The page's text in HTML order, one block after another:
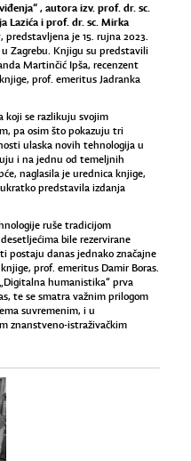
, autora izv. prof. dr. sc.
Lazića i prof. dr. sc. Mirka
, predstavljena je 15. rujna 2023.
Zagrebu. Knjigu su predstavili
Martinčić Ipša, recenzent
prof. emeritus Jadranka
koji se razlikuju svojim
pa osim što pokazuju tri
ulaska novih tehnologija u
i na jednu od temeljnih
naglasila je urednica knjige,
predstavila izdanja
ruše tradicijom
bile rezervirane
postaju danas jednako značajne
prof. emeritus Damir Boras.
humanistika“ prva
te se smatra važnim prilogom
suvremenim, i u
znanstveno-istraživačkim